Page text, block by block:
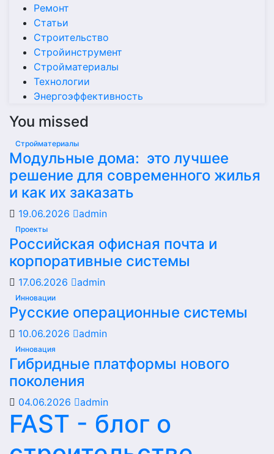
Ремонт
Статьи
Строительство
Стройинструмент
Стройматериалы
Технологии
Энергоэффективность
You missed
Стройматериалы
Модульные дома: это лучшее
решение для современного жилья
и как их заказать
19.06.2026 admin
Проекты
Российская офисная почта и
корпоративные системы
17.06.2026 admin
Инновации
Русские операционные системы
10.06.2026 admin
Инновация
Гибридные платформы нового
поколения
04.06.2026 admin
FAST - блог о